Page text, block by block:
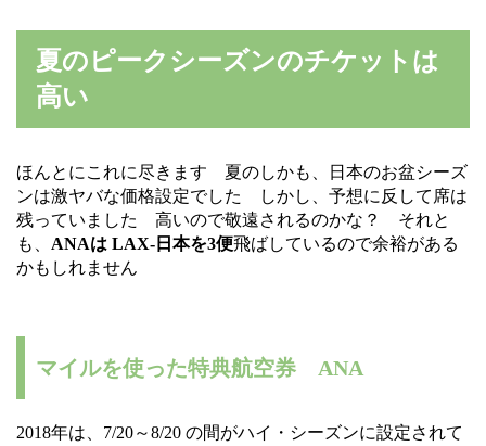
夏のピークシーズンのチケットは
高い
ほんとにこれに尽きます 夏のしかも、日本のお盆シーズ
ンは激ヤバな価格設定でした しかし、予想に反して席は
残っていました 高いので敬遠されるのかな？ それと
も、 ANAは LAX-日本を3便飛ばしているので余裕がある
かもしれません
マイルを使った特典航空券 ANA
2018年は、7/20～8/20 の間がハイ・シーズンに設定されて